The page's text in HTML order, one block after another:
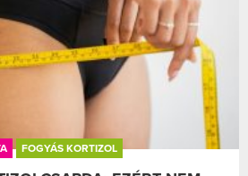
FOGYÁS KORTIZOL